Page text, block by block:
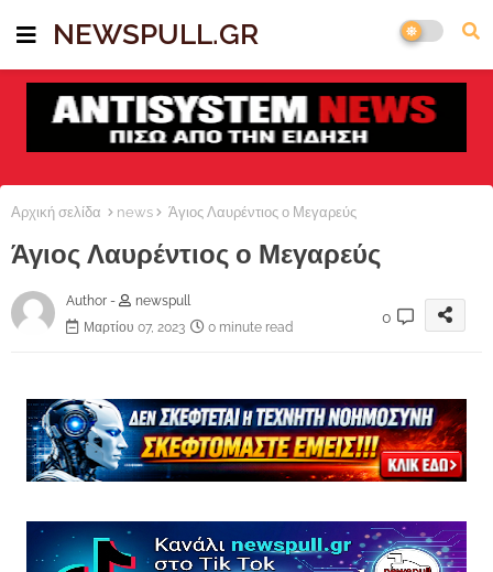
NEWSPULL.GR
Αρχική σελίδα news Άγιος Λαυρέντιος ο Μεγαρεύς
Άγιος Λαυρέντιος ο Μεγαρεύς
Author -
newspull
Μαρτίου 07, 2023
0 minute read
0